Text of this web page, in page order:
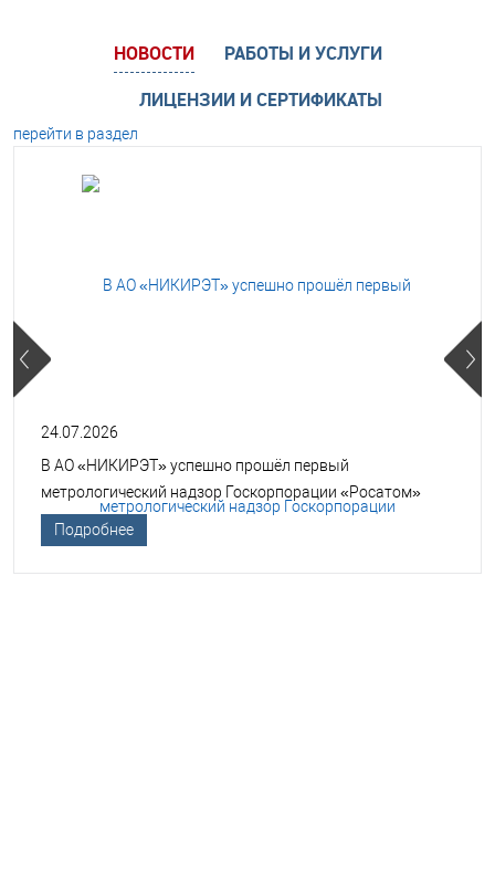
НОВОСТИ
РАБОТЫ И УСЛУГИ
ЛИЦЕНЗИИ И СЕРТИФИКАТЫ
перейти в раздел
24.07.2026
В АО «НИКИРЭТ» успешно прошёл первый
метрологический надзор Госкорпорации «Росатом»
Подробнее